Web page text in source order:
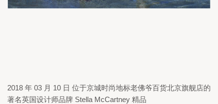
2018 年 03 月 10 日 位于京城时尚地标老佛爷百货北京旗舰店的
著名英国设计师品牌 Stella McCartney 精品